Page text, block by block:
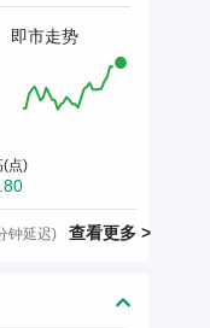
即市走势
(点)
钟延迟) 查看更多 >